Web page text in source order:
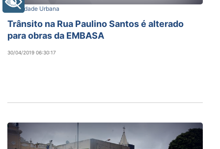
Mobilidade Urbana
Trânsito na Rua Paulino Santos é alterado
para obras da EMBASA
30/04/2019 06:30:17
+ Acessibilidade